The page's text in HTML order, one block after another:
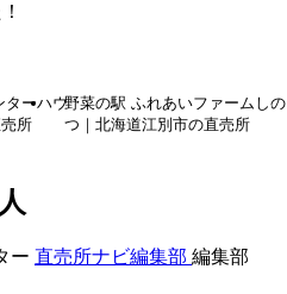
ターハウ
所
野菜の駅 ふれあいファームしの
つ｜北海道江別市の直売所
直売所ナビ編集部 編集部